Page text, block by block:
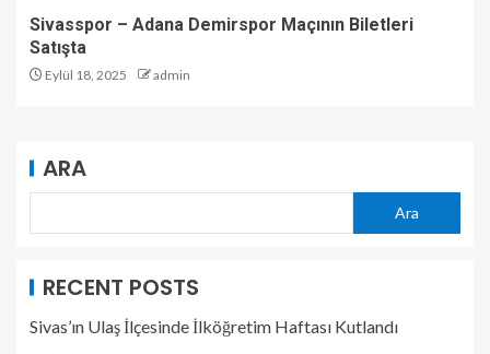
Sivasspor – Adana Demirspor Maçının Biletleri
Satışta
Eylül 18, 2025 admin
ARA
Ara
RECENT POSTS
Sivas’ın Ulaş İlçesinde İlköğretim Haftası Kutlandı